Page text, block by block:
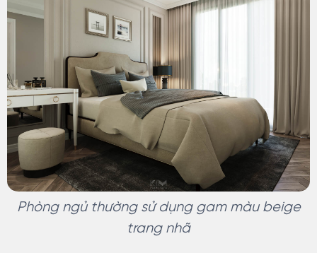
Phòng ngủ thường sử dụng gam màu beige
trang nhã